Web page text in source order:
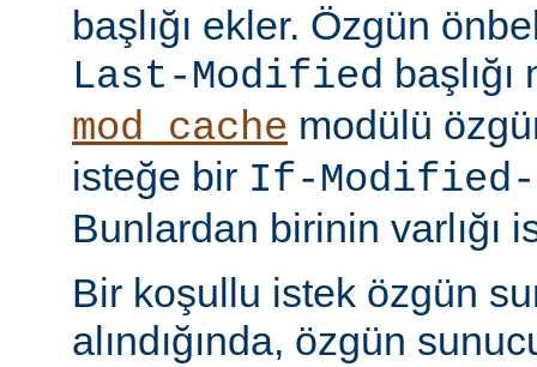
başlığı ekler. Özgün
Last-Modified
mod_cache modülü
isteğe bir If-Modified-
Bunlardan birinin varlığı
Bir koşullu istek özgün
alındığında, özgün